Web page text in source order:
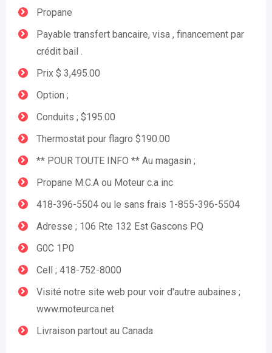
Propane
Payable transfert bancaire, visa , financement par
crédit bail .
Prix $ 3,495.00
Option ;
Conduits ; $195.00
Thermostat pour flagro $190.00
** POUR TOUTE INFO ** Au magasin ;
Propane M.C.A ou Moteur c.a inc
418-396-5504 ou le sans frais 1-855-396-5504
Adresse ; 106 Rte 132 Est Gascons P.Q
G0C 1P0
Cell ; 418-752-8000
Visité notre site web pour voir d'autre aubaines ;
www.moteurca.net
Livraison partout au Canada